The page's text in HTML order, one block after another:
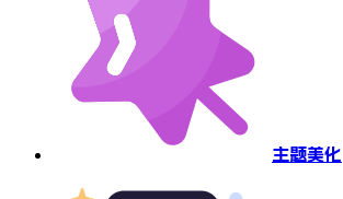
主题美化